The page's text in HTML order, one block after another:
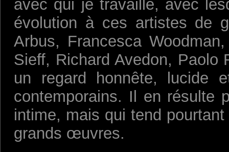
avec qui je travaille, avec
évolution à ces artistes de
Arbus, Francesca
Sieff, Richard Avedon,
un regard honnête, lucide
contemporains. Il en résulte
intime, mais qui tend
grands œuvres.